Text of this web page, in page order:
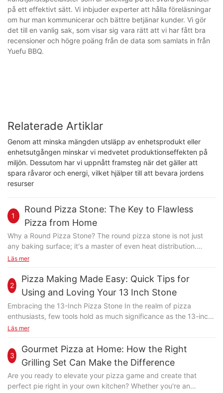
på ett effektivt sätt. Vi inbjuder experter att hålla föreläsningar
om hur man kommunicerar och bättre betjänar kunder. Vi gör
det till en vanlig sak, som visar sig vara rätt att vi har fått bra
recensioner och högre poäng från de data som samlats in från
Yuefu BBQ.
Relaterade Artiklar
Genom att minska mängden utsläpp av enhetsprodukt eller
enhetsutgången minskar vi medvetet produktionseffekten på
miljön. Dessutom har vi uppnått framsteg när det gäller att
spara råvaror och energi, vilket hjälper till att bevara jordens
resurser
1
Round Pizza Stone: The Key to Flawless
Pizza from Home
Why a Round Pizza Stone? The round pizza stone is not just
any baking surface; it's a master of even heat distribution.
Unlike square or rectangular stones, its circular shape ensures
evenness is crucial for preventing hot spots that can lead to
burned edges or undercooked centers. The result? A perfectly
crisp and golden-brown crust every time. The Science Behind
the Perfect Crust Imagine the dough as a delicate flower,
vulnerable to the whims of the oven. By using a round pizza
stone, you're ensuring that flower receives a steady, consistent
the stone for a minimum of 10-15 minutes is key. This initial
warmth ensures that the pizza cooks evenly, without burning or
drying out. As you rotate the stone during baking, the dough is
exposed to even heat, leading to a crust that's both golden and
Läs mer
2
Pizza Making Made Easy: Quick Tips for
Using and Loving Your 13 Inch Stone
Embracing the 13-Inch Pizza Stone In the realm of pizza
enthusiasts, few tools hold as much significance as the 13-inch
pizza stone. Beyond being a vessel for your favorite sauce and
you cook pizza. Its flat, circular surface ensures even heat
distribution, resulting in a perfectly crispy crust and melt-in-
your-mouth interior. Whether you're a novice cook or a pizza
aficionado, the 13-inch stone offers a new dimension to your
culinary experiences. However, the 13-inch stone is more than
Läs mer
3
Gourmet Pizza at Home: How the Right
Grilling Set Can Make the Difference
Are you ready to elevate your pizza game and create that
perfect pie right in your own kitchen? Whether you're an